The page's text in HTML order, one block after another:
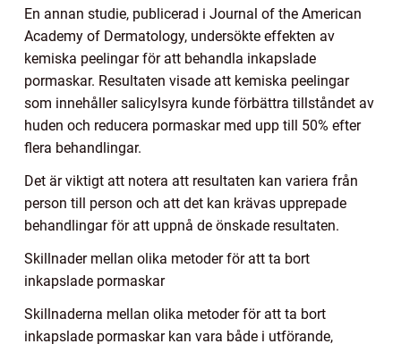
En annan studie, publicerad i Journal of the American
Academy of Dermatology, undersökte effekten av
kemiska peelingar för att behandla inkapslade
pormaskar. Resultaten visade att kemiska peelingar
som innehåller salicylsyra kunde förbättra tillståndet av
huden och reducera pormaskar med upp till 50% efter
flera behandlingar.
Det är viktigt att notera att resultaten kan variera från
person till person och att det kan krävas upprepade
behandlingar för att uppnå de önskade resultaten.
Skillnader mellan olika metoder för att ta bort
inkapslade pormaskar
Skillnaderna mellan olika metoder för att ta bort
inkapslade pormaskar kan vara både i utförande,